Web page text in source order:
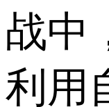
战中
利用